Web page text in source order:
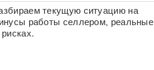
текущую ситуацию на
работы селлером, реальные